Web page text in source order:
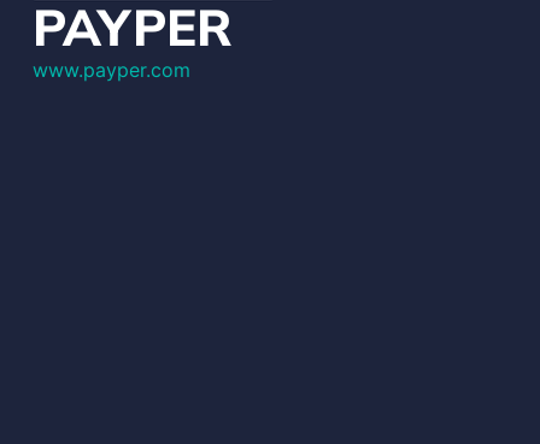
PAYPER
www.payper.com